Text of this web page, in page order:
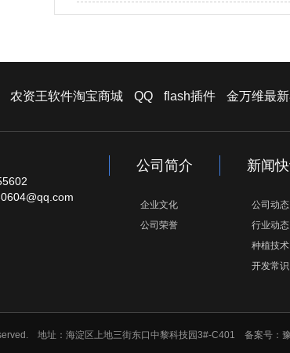
农资王软件淘宝商城 QQ flash插件 金万维最
公司简介
企业文化
公司荣誉
新闻
公司动态
行业动态
种植技术
开发常识
地址：海淀区上地三街东口中黎科技园3#-C401 备案号：